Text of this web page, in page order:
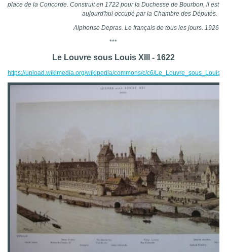
place de la Concorde. Construit en 1722 pour la Duchesse de Bourbon, il est
aujourd'hui occupé par la Chambre des Députés.
Alphonse Depras. Le français de tous les jours. 1926
***
Le Louvre sous Louis XIII - 1622
https://upload.wikimedia.org/wikipedia/commons/c/c6/